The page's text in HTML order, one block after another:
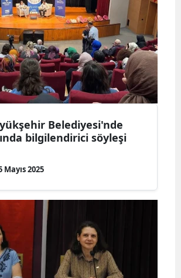
Belediyesi'nde
bilgilendirici söyleşi
Mayıs 2025